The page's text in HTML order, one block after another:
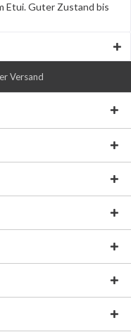
Etui. Guter Zustand bis
Versand